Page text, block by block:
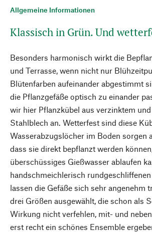
Allgemeine Informationen
Klassisch in Grün. Und
Besonders harmonisch wirkt die
und Terrasse, wenn nicht nur
Blütenfarben aufeinander abgestimmt
die Pflanzgefäße optisch zu einander
wir hier Pflanzkübel aus verzinktem
Stahlblech an. Wetterfest sind diese
Wasserabzugslöcher im Boden sorgen
dass sie direkt bepflanzt werden
überschüssiges Gießwasser ablaufen
handschmeichlerisch
lassen die Gefäße sich sehr angenehm
drei Größen ausgewählt, die schon als
Wirkung nicht verfehlen, mit- und
erst recht ein schönes Ensemble